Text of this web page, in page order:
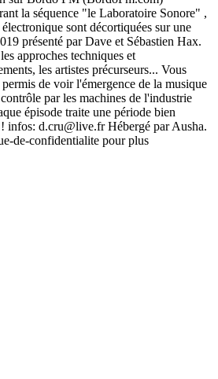
la séquence "le Laboratoire Sonore" ,
sont décortiquées sur une
présenté par Dave et Sébastien Hax.
approches techniques et
les artistes précurseurs... Vous
de voir l'émergence de la musique
par les machines de l'industrie
épisode traite une période bien
infos: d.cru@live.fr Hébergé par Ausha.
de-confidentialite pour plus